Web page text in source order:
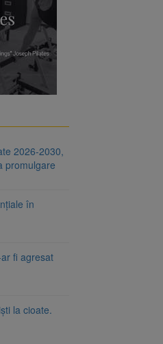
2026-2030,
promulgare
în
fi agresat
la cioate.